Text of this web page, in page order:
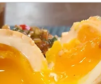
Dolce 洋食